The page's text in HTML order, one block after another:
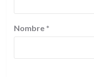
Nombre *